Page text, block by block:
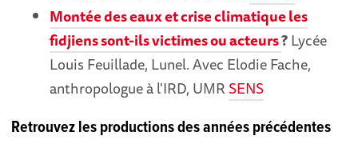
Montée des eaux et crise climatique les
fidjiens sont-ils victimes ou acteurs?Lycée
Louis Feuillade, Lunel. Avec Elodie Fache,
anthropologue à l'IRD, UMR SENS
Retrouvez les productions des années précédentes